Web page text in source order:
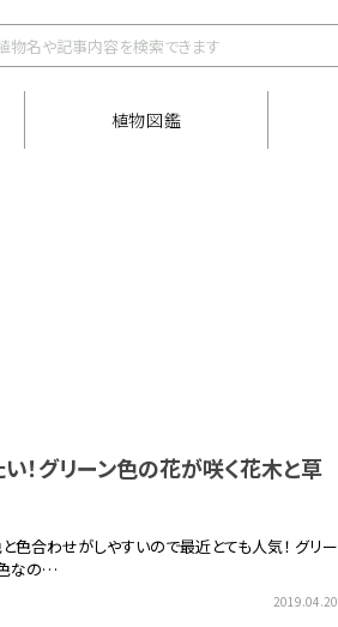
植物図鑑
！グリーン色の花が咲く花木と草
色合わせがしやすいので最近とても人気！ グリー
なの…
2019.04.20